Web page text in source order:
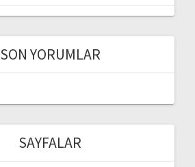
SON YORUMLAR
SAYFALAR